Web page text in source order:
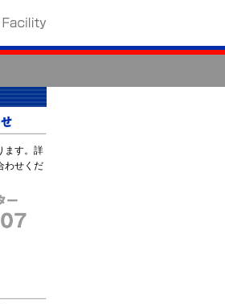
ます。詳
わせくだ